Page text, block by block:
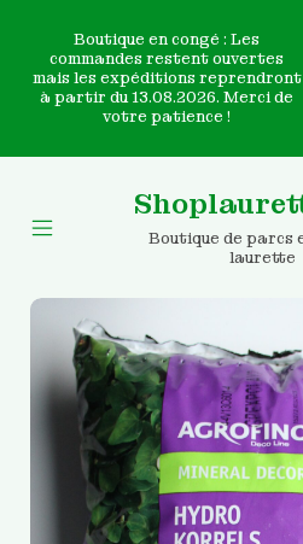
Boutique en congé : Les
commandes restent ouvertes
mais les expéditions reprendront
à partir du 13.08.2026. Merci de
votre patience !
content
Boutique de parcs
laurette